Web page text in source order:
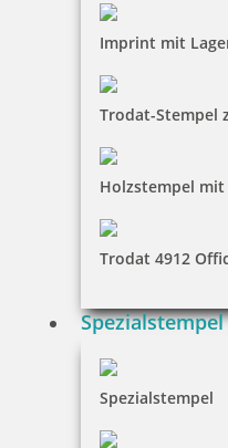
Imprint mit
Trodat-Stempel
Holzstempel
Trodat 4912
Spezialstempel
Spezialstempel